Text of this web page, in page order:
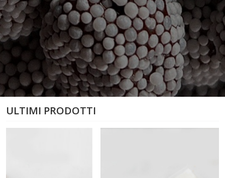
ULTIMI PRODOTTI